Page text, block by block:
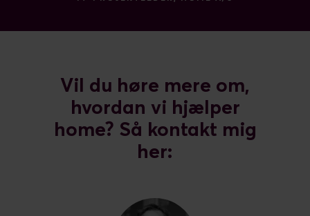
Vil du høre mere om,
hvordan vi hjælper
home? Så kontakt mig
her: